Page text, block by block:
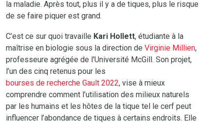
la maladie. Après tout, plus il y a de tiques, plus le risque
de se faire piquer est grand.
C’est ce sur quoi travaille Kari Hollett, étudiante à la
maîtrise en biologie sous la direction de Virginie Millien,
professeure agrégée de l'Université McGill. Son projet,
l’un des cinq retenus pour les
bourses de recherche Gault 2022, vise à mieux
comprendre comment l’utilisation des milieux naturels
par les humains et les hôtes de la tique tel le cerf peut
influencer l’abondance de tiques à certains endroits. Elle